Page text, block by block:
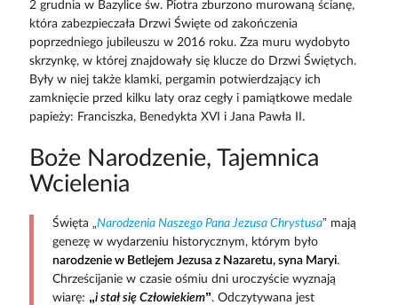
2 grudnia w Bazylice św. Piotra zburzono murowaną ścianę,
która zabezpieczała Drzwi Święte od zakończenia
poprzedniego jubileuszu w 2016 roku. Zza muru wydobyto
skrzynkę, w której znajdowały się klucze do Drzwi Świętych.
Były w niej także klamki, pergamin potwierdzający ich
zamknięcie przed kilku laty oraz cegły i pamiątkowe medale
papieży: Franciszka, Benedykta XVI i Jana Pawła II.
Boże Narodzenie, Tajemnica
Wcielenia
Święta „Narodzenia Naszego Pana Jezusa Chrystusa” mają
genezę w wydarzeniu historycznym, którym było
narodzenie w Betlejem Jezusa z Nazaretu, syna Maryi.
Chrześcijanie w czasie ośmiu dni uroczyście wyznają
wiarę: „i stał się Człowiekiem”. Odczytywana jest